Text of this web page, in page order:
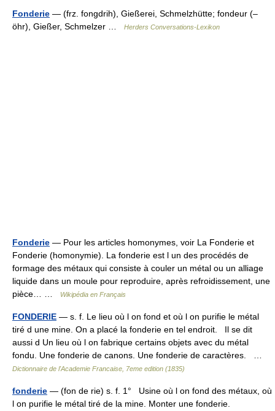
Fonderie — (frz. fongdrih), Gießerei, Schmelzhütte; fondeur (–
öhr), Gießer, Schmelzer …
Herders Conversations-Lexikon
Fonderie — Pour les articles homonymes, voir La Fonderie et
Fonderie (homonymie). La fonderie est l un des procédés de
formage des métaux qui consiste à couler un métal ou un alliage
liquide dans un moule pour reproduire, après refroidissement, une
pièce… …
Wikipédia en Français
FONDERIE — s. f. Le lieu où l on fond et où l on purifie le métal
tiré d une mine. On a placé la fonderie en tel endroit. Il se dit
aussi d Un lieu où l on fabrique certains objets avec du métal
fondu. Une fonderie de canons. Une fonderie de caractères. …
Dictionnaire de l'Academie Francaise, 7eme edition (1835)
fonderie — (fon de rie) s. f. 1° Usine où l on fond des métaux, où
l on purifie le métal tiré de la mine. Monter une fonderie.